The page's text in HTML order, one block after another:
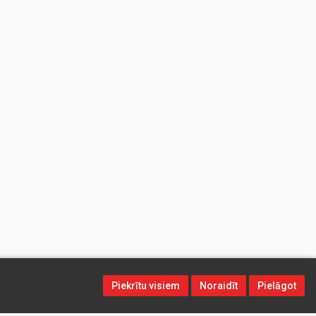
Piekrītu visiem Noraidīt Pielāgot